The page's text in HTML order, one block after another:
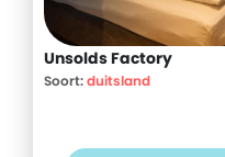
Unsolds Factory
Soort:duitsland